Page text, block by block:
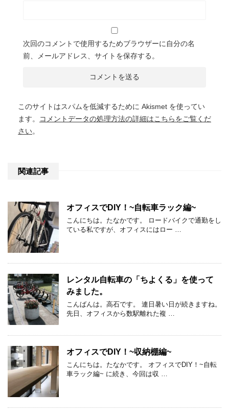
次回のコメントで使用するためブラウザーに自分の名
前、メールアドレス、サイトを保存する。
このサイトはスパムを低減するために Akismet を使ってい
ます。
コメントデータの処理方法の詳細はこちらをご覧くだ
さい。
関連記事
オフィスでDIY！~自転車ラック編~
こんにちは。たなかです。 ロードバイクで通勤をし
ている私ですが、オフィスにはロー …
レンタル自転車の「ちよくる」を使って
みました。
こんばんは。高石です。 連日暑い日が続きますね。
先日、オフィスから数駅離れた複 …
オフィスでDIY！~収納棚編~
こんにちは。たなかです。 オフィスでDIY！~自転
車ラック編~ に続き、今回は収 …